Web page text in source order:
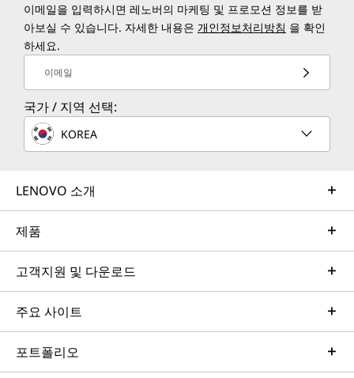
이메일을 입력하시면 레노버의 마케팅 및 프로모션 정보를 받
아보실 수 있습니다. 자세한 내용은 개인정보처리방침 을 확인
하세요.
이메일
국가 / 지역 선택:
KOREA
LENOVO 소개
제품
고객지원 및 다운로드
주요 사이트
포트폴리오